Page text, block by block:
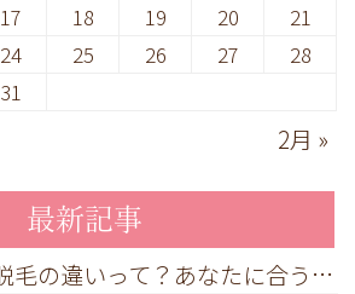
2月 »
17 18 19 20
21
24 25 26 27
28
31
最新記事
医療脱毛と美容脱毛の違いって？あなたに合うのはどっち？｜埼玉で選ばれる脱毛ガイド